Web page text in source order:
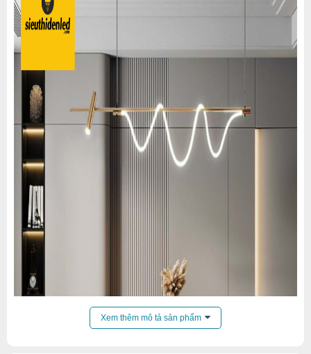
Xem thêm mô tả sản phẩm